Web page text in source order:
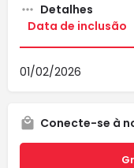
Detalhes
Data de inclusão
01/02/2026
Conecte-se à